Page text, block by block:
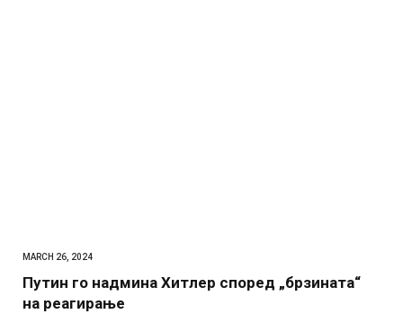
MARCH 26, 2024
Путин го надмина Хитлер според „брзината“
на реагирање